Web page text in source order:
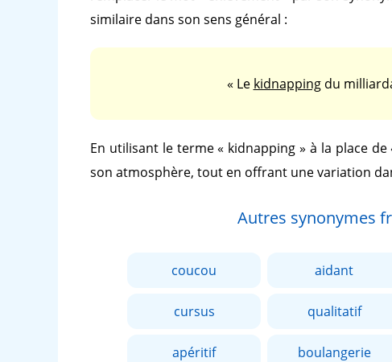
similaire dans son sens général :
« Le kidnappingdu
En utilisant le terme« kidnapping » à la place de
son atmosphère, tout en offrant une variation
Autres synonymes
coucou aidant
cursus qualitatif
apéritif boulangerie